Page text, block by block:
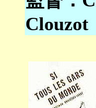
Clouzot